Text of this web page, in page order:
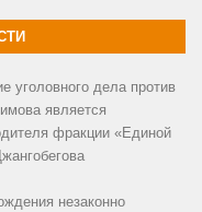
уголовного дела против
является
фракции «Единой
незаконно